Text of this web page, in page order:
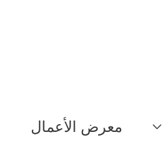
معرض الأعمال